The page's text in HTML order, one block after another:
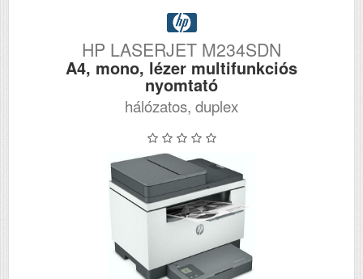
HP LASERJET M234SDN
A4, mono, lézer multifunkciós
nyomtató
hálózatos, duplex